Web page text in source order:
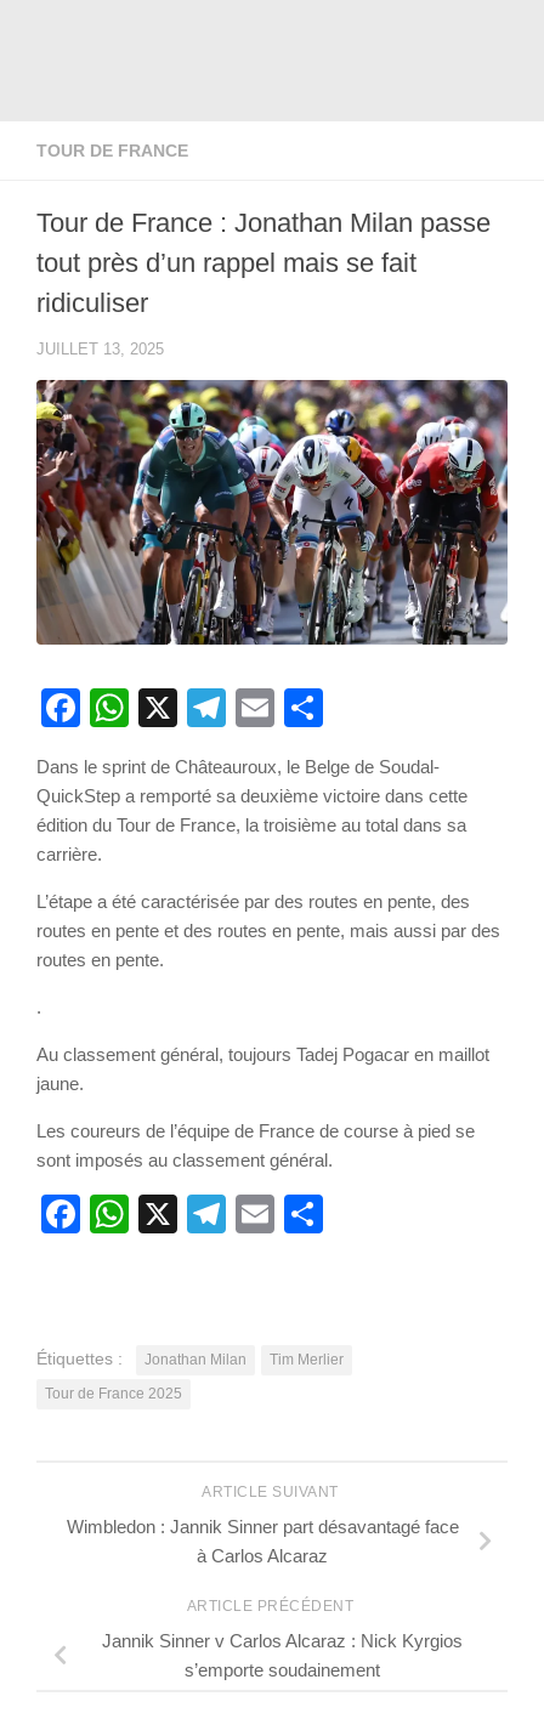
TOUR DE FRANCE
Tour de France : Jonathan Milan passe
tout près d’un rappel mais se fait
ridiculiser
JUILLET 13, 2025
Facebook
WhatsApp
X Telegram
Email
Dans le sprint de Châteauroux, le Belge de Soudal-
QuickStep a remporté sa deuxième victoire dans cette
édition du Tour de France, la troisième au total dans sa
carrière.
L’étape a été caractérisée par des routes en pente, des
routes en pente et des routes en pente, mais aussi par des
routes en pente.
.
Au classement général, toujours Tadej Pogacar en maillot
jaune.
Les coureurs de l’équipe de France de course à pied se
sont imposés au classement général.
Facebook
WhatsApp
X Telegram
Email
Étiquettes : Jonathan Milan
Tim Merlier
Tour de France 2025
ARTICLE SUIVANT
Wimbledon : Jannik Sinner part désavantagé face
à Carlos Alcaraz
ARTICLE PRÉCÉDENT
Jannik Sinner v Carlos Alcaraz : Nick Kyrgios
s’emporte soudainement